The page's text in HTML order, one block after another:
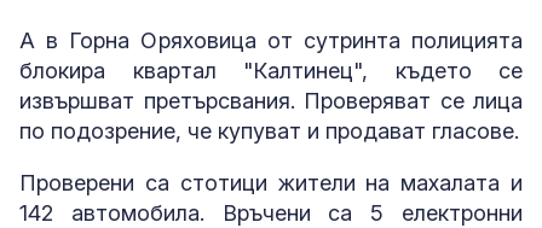
А в Горна Оряховица от сутринта полицията
блокира квартал "Калтинец", където се
извършват претърсвания. Проверяват се лица
по подозрение, че купуват и продават гласове.
Проверени са стотици жители на махалата и
142 автомобила. Връчени са 5 електронни